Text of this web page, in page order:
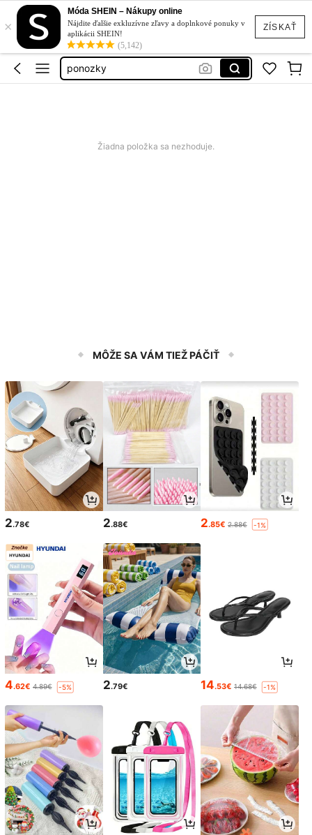
ZÍSKAŤ
×
Móda SHEIN – Nákupy online
Nájdite ďalšie exkluzívne zľavy a doplnkové ponuky v
aplikácii SHEIN!
(5,142)
ponožky
socks
ponožky dámske
ponozky
Žiadna položka sa nezhoduje.
MÔŽE SA VÁM TIEŽ PÁČIŤ
2.78€ 2.88€ 2.85€ 2.88€ -1%
4.62€ 4.89€ -5% 2.79€ 14.53€ 14.68€ -1%